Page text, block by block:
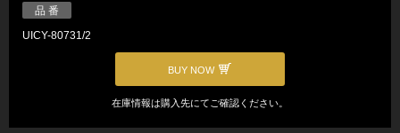
品 番
UICY-80731/2
BUY NOW
在庫情報は購入先にてご確認ください。